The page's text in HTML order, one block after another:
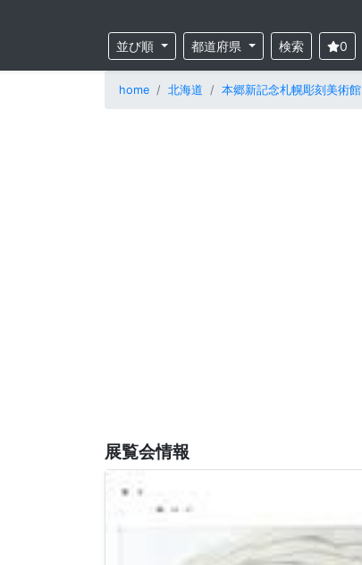
並び順 都道府県 検索 0
home 北海道 本郷新記念札幌彫刻美術館
展覧会情報